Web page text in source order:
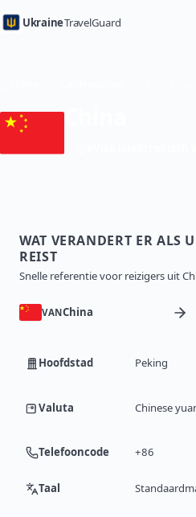
UkraineTravelGuard
WAT VERANDERT ER ALS
REIST
Snelle referentie voor reizigers uit
VANChina
Hoofdstad Peking
Valuta Chinese
Telefooncode +86
Taal